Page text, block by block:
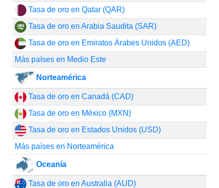
Tasa de oro en Qatar (QAR)
Tasa de oro en Arabia Saudita (SAR)
Tasa de oro en Emiratos Árabes Unidos (AED)
Más países en Medio Este
Norteamérica
Tasa de oro en Canadá (CAD)
Tasa de oro en México (MXN)
Tasa de oro en Estados Unidos (USD)
Más países en Norteamérica
Oceanía
Tasa de oro en Australia (AUD)